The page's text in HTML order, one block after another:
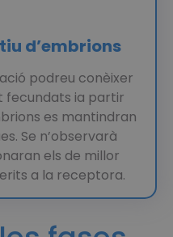
d’embrions
podreu conèixer
fecundats ia partir
es mantindran
Se n’observarà
els de millor
a la receptora.